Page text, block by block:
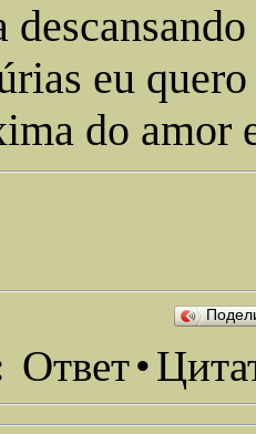
eu quero
do amor
Ответ•